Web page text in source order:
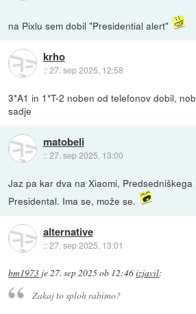
na Pixlu sem dobil "Presidential alert"
krho
::27. sep 2025, 12:58
3*A1 in 1*T-2 noben od telefonov dobil,
sadje
matobeli
::27. sep 2025, 13:00
Jaz pa kar dva na Xiaomi, Predsedniškega
Presidental. Ima se, može se.
alternative
::27. sep 2025, 13:01
bm1973 je27. sep 2025 ob 12:46izjavil:
Zakaj to sploh rabimo?